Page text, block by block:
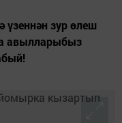
зур өлеш
авылларыбыз